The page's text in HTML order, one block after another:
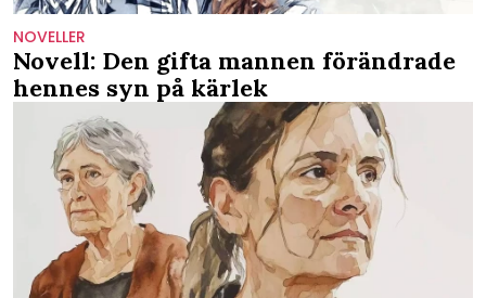
NOVELLER
Novell: Den gifta mannen förändrade
hennes syn på kärlek